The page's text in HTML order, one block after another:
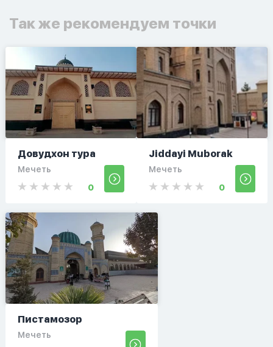
Так же рекомендуем точки
Довудхон тура
Мечеть
0
Jiddayi Muborak
Мечеть
0
Пистамозор
Мечеть